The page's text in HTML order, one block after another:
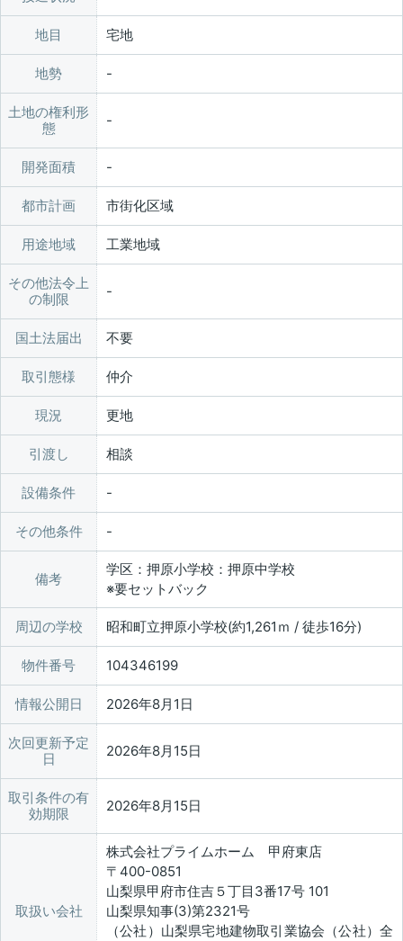
地目 宅地
地勢
土地の権利形
態
開発面積
都市計画 市街化区域
用途地域 工業地域
その他法令上
の制限
国土法届出 不要
取引態様 仲介
現況 更地
引渡し 相談
設備条件
その他条件
備考
学区：押原小学校：押原中学校
※要セットバック
周辺の学校 昭和町立押原小学校(約1,261ｍ / 徒歩16分)
物件番号 104346199
情報公開日 2026年8月1日
次回更新予定
日
2026年8月15日
取引条件の有
効期限
2026年8月15日
取扱い会社
株式会社プライムホーム 甲府東店
〒400-0851
山梨県甲府市住吉５丁目3番17号 101
山梨県知事(3)第2321号
（公社）山梨県宅地建物取引業協会（公社）全